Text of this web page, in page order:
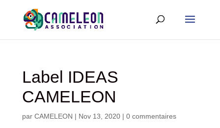
Label IDEAS
CAMELEON
par CAMELEON | Nov 13, 2020| 0 commentaires